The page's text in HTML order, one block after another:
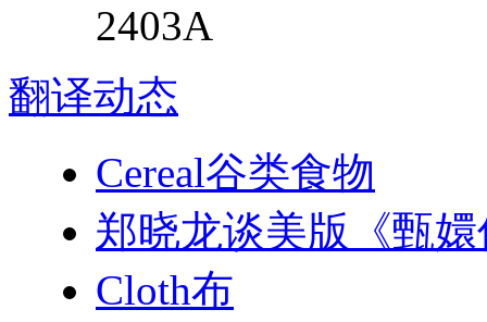
2403A
翻译动态
Cereal谷类食物
郑晓龙谈美版《甄
Cloth布